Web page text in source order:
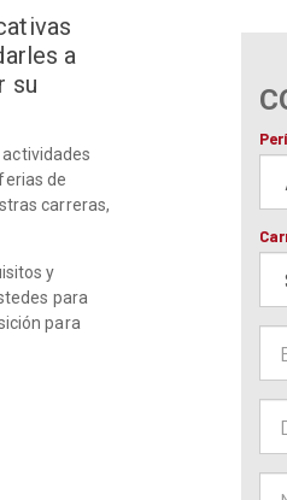
a
su
de
carreras,
y
para
para